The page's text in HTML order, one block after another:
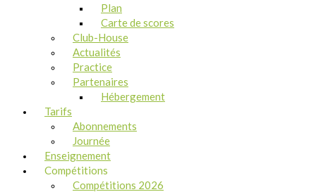
Plan
Carte de scores
Club-House
Actualités
Practice
Partenaires
Hébergement
Tarifs
Abonnements
Journée
Enseignement
Compétitions
Compétitions 2026